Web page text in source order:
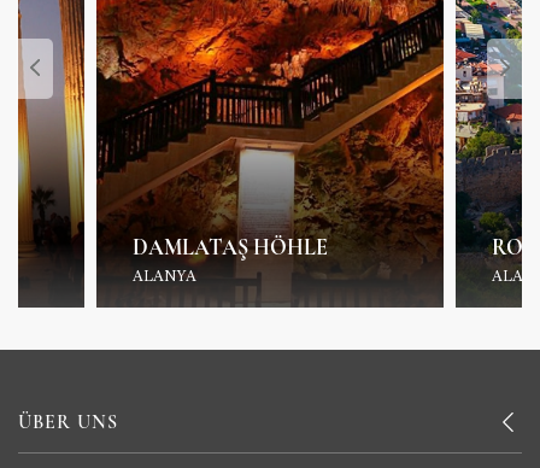
DAMLATAŞ HÖHLE
ALANYA
ÜBER UNS